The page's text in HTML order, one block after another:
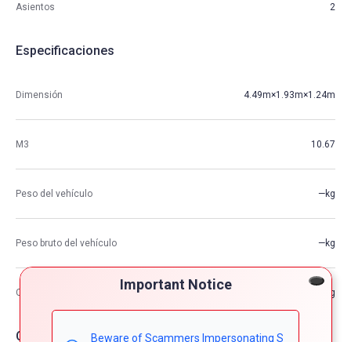
Important Notice
Beware of Scammers Impersonating S
Asientos 2
Especificaciones
Dimensión 4.49m×1.93m×1.24m
M3 10.67
Peso del vehículo —kg
Peso bruto del vehículo —kg
Capacidad de carga máxima —kg
Opciones de coche